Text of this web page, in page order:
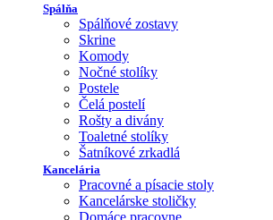
Spálňa
Spálňové zostavy
Skrine
Komody
Nočné stolíky
Postele
Čelá postelí
Rošty a divány
Toaletné stolíky
Šatníkové zrkadlá
Kancelária
Pracovné a písacie stoly
Kancelárske stoličky
Domáce pracovne